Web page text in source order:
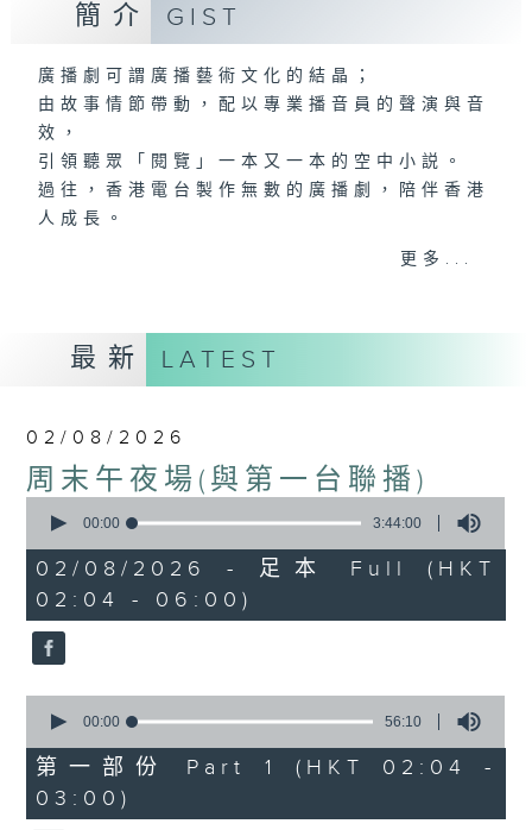
簡介 GIST
廣播劇可謂廣播藝術文化的結晶；
由故事情節帶動，配以專業播音員的聲演與音
效，
引領聽眾「閱覽」一本又一本的空中小説。
過往，香港電台製作無數的廣播劇，陪伴香港
人成長。
從不同年代的廣播劇中，可以窺探當時的社會
讓香港電台文化寶庫一一重現！
編導：談月好
更多...
最新 LATEST
02/08/2026
周末午夜場(與第一台聯播)
seconds
3
hours,
44
minutes,
0
seconds
00:00 3:44:00
02/08/2026 - 足本 Full (HKT
02:04 - 06:00)
seconds
56
minutes,
10
seconds
00:00 56:10
第一部份 Part 1 (HKT 02:04 -
03:00)